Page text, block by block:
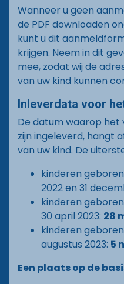
Wanneer u geen
de PDF downloaden
kunt u dit
krijgen. Neem in dit
mee, zodat wij de
van uw kind kunnen
Inleverdata voor
De datum waarop
zijn ingeleverd, hangt
van uw kind. De
kinderen
2022 en 31
kinderen geboren
30 april 2023: 28
kinderen geboren
augustus 2023: 5
Een plaats op de